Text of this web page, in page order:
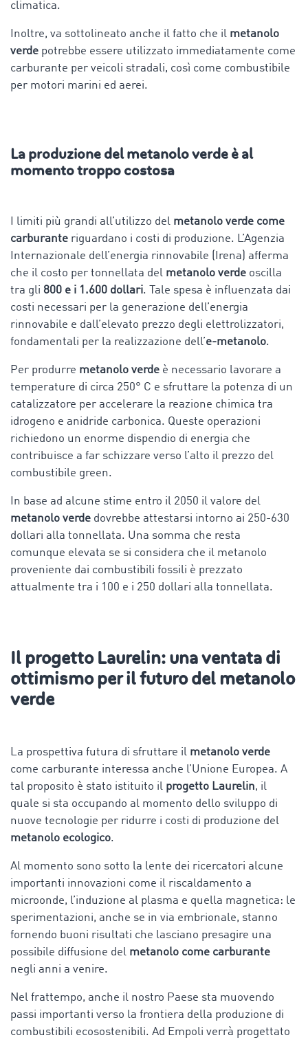
climatica.
Inoltre, va sottolineato anche il fatto che il metanolo
verde potrebbe essere utilizzato immediatamente come
carburante per veicoli stradali, così come combustibile
per motori marini ed aerei.
La produzione del metanolo verde è al
momento troppo costosa
I limiti più grandi all’utilizzo del metanolo verde come
carburante riguardano i costi di produzione. L’Agenzia
Internazionale dell’energia rinnovabile (Irena) afferma
che il costo per tonnellata del metanolo verde oscilla
tra gli 800 e i 1.600 dollari. Tale spesa è influenzata dai
costi necessari per la generazione dell’energia
rinnovabile e dall’elevato prezzo degli elettrolizzatori,
fondamentali per la realizzazione dell’e-metanolo.
Per produrre metanolo verde è necessario lavorare a
temperature di circa 250° C e sfruttare la potenza di un
catalizzatore per accelerare la reazione chimica tra
idrogeno e anidride carbonica. Queste operazioni
richiedono un enorme dispendio di energia che
contribuisce a far schizzare verso l’alto il prezzo del
combustibile green.
In base ad alcune stime entro il 2050 il valore del
metanolo verde dovrebbe attestarsi intorno ai 250-630
dollari alla tonnellata. Una somma che resta
comunque elevata se si considera che il metanolo
proveniente dai combustibili fossili è prezzato
attualmente tra i 100 e i 250 dollari alla tonnellata.
Il progetto Laurelin: una ventata di
ottimismo per il futuro del metanolo
verde
La prospettiva futura di sfruttare il metanolo verde
come carburante interessa anche l’Unione Europea. A
tal proposito è stato istituito il progetto Laurelin, il
quale si sta occupando al momento dello sviluppo di
nuove tecnologie per ridurre i costi di produzione del
metanolo ecologico.
Al momento sono sotto la lente dei ricercatori alcune
importanti innovazioni come il riscaldamento a
microonde, l’induzione al plasma e quella magnetica: le
sperimentazioni, anche se in via embrionale, stanno
fornendo buoni risultati che lasciano presagire una
possibile diffusione del metanolo come carburante
negli anni a venire.
Nel frattempo, anche il nostro Paese sta muovendo
passi importanti verso la frontiera della produzione di
combustibili ecosostenibili. Ad Empoli verrà progettato